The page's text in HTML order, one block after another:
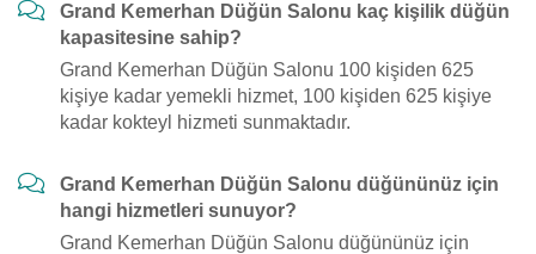
Grand Kemerhan Düğün Salonu kaç kişilik düğün
kapasitesine sahip?
Grand Kemerhan Düğün Salonu 100 kişiden 625
kişiye kadar yemekli hizmet, 100 kişiden 625 kişiye
kadar kokteyl hizmeti sunmaktadır.
Grand Kemerhan Düğün Salonu düğününüz için
hangi hizmetleri sunuyor?
Grand Kemerhan Düğün Salonu düğününüz için